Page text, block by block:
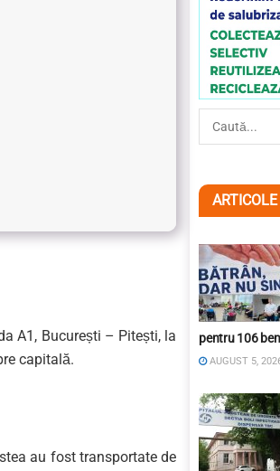
A1, București – Pitești, la
capitală.
au fost transportate de
pentru 106
AUGUST 5,